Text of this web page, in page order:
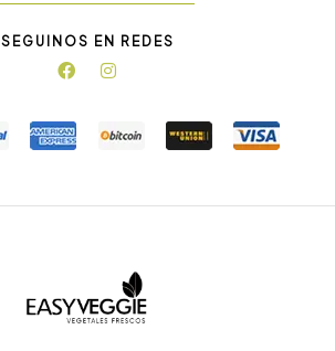
SEGUINOS EN REDES